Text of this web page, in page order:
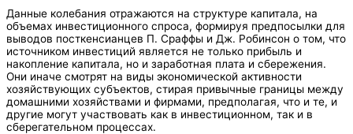
Данные колебания отражаются на структуре капитала, на
объемах инвестиционного спроса, формируя предпосылки для
выводов посткенсианцев П. Сраффы и Дж. Робинсон о том, что
источником инвестиций является не только прибыль и
накопление капитала, но и заработная плата и сбережения.
Они иначе смотрят на виды экономической активности
хозяйствующих субъектов, стирая привычные границы между
домашними хозяйствами и фирмами, предполагая, что и те, и
другие могут участвовать как в инвестиционном, так и в
сберегательном процессах.